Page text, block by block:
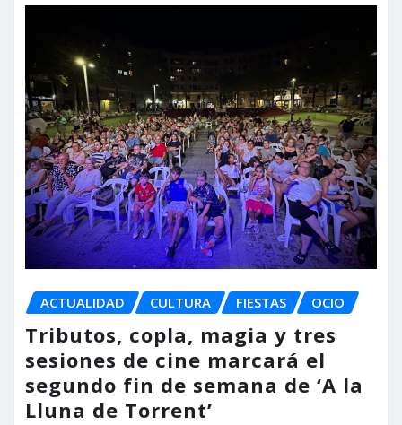
ACTUALIDAD CULTURA FIESTAS OCIO
Tributos, copla, magia y tres
sesiones de cine marcará el
segundo fin de semana de ‘A la
Lluna de Torrent’